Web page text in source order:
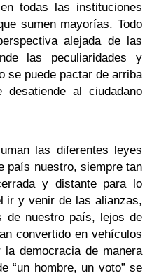
todas las instituciones
sumen mayorías. Todo
alejada de las
las peculiaridades y
se puede pactar de arriba
al ciudadano
las diferentes leyes
país nuestro, siempre tan
y distante para lo
ir y venir de las alianzas,
de nuestro país, lejos de
convertido en vehículos
democracia de manera
“un hombre, un voto” se